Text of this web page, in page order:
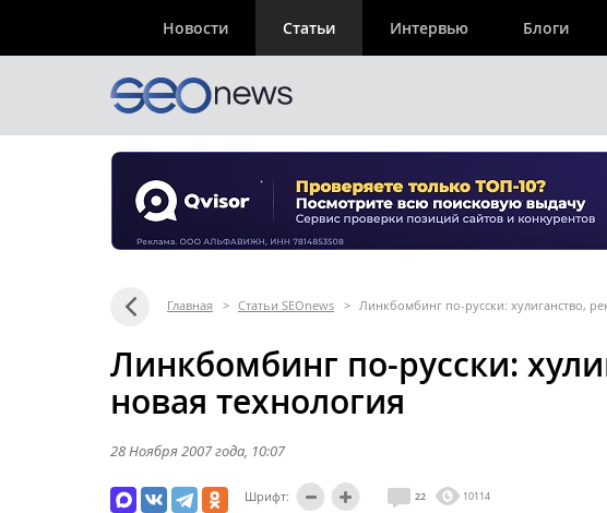
Новости Статьи Интервью Блоги
Главная > Статьи SEOnews > Линкбомбинг по-русски: хулиганство,
Линкбомбинг по-русски:
новая технология
28 Ноября 2007 года , 10:07
Шрифт: 22 10114